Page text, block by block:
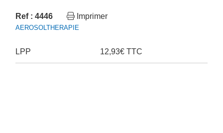
Ref : 4446 Imprimer
AEROSOLTHERAPIE
LPP 12,93€ TTC